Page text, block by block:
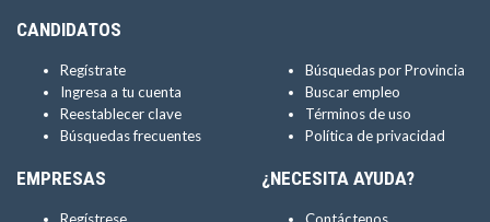
CANDIDATOS
Regístrate
Ingresa a tu cuenta
Reestablecer clave
Búsquedas frecuentes
Búsquedas por Provincia
Buscar empleo
Términos de uso
Política de privacidad
EMPRESAS ¿NECESITA AYUDA?